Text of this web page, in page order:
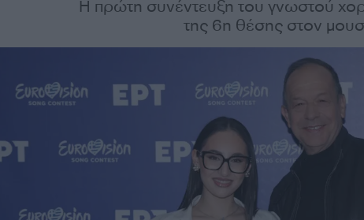
Η πρώτη συνέντευξη του γνωστού
της 6η θέσης στον